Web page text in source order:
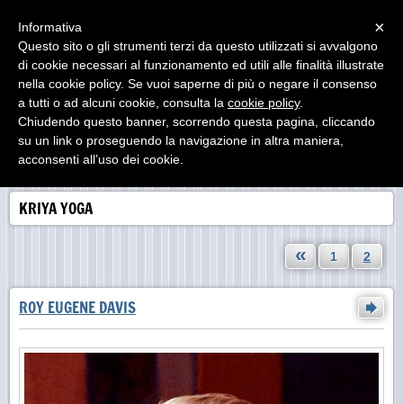
KRIYA YOGA
« 1 2
ROY EUGENE DAVIS
×
Informativa
Questo sito o gli strumenti terzi da questo utilizzati si avvalgono
di cookie necessari al funzionamento ed utili alle finalità illustrate
nella cookie policy. Se vuoi saperne di più o negare il consenso
a tutti o ad alcuni cookie, consulta la cookie policy.
Chiudendo questo banner, scorrendo questa pagina, cliccando
su un link o proseguendo la navigazione in altra maniera,
acconsenti all’uso dei cookie.